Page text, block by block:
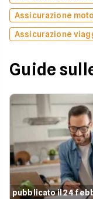
Assicurazione
Assicurazione
Guide
pubblicato il 24